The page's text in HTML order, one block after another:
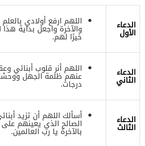
الدعاء
الأول
اللهم ارفع أولادي
والآخرة واجعل بداية
خيرًا لهم.
الدعاء
الثاني
اللهم أنر قلوب أبنائي
عنهم ظلمة الجهل
درجات.
الدعاء
الثالث
أسألك اللهم أن تزيد
الصالح الذي يعينهم على
بالآخرة يا رب العالمين.